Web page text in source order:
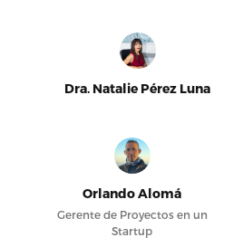
Dra. Natalie Pérez Luna
Orlando Alomá
Gerente de Proyectos en un
Startup